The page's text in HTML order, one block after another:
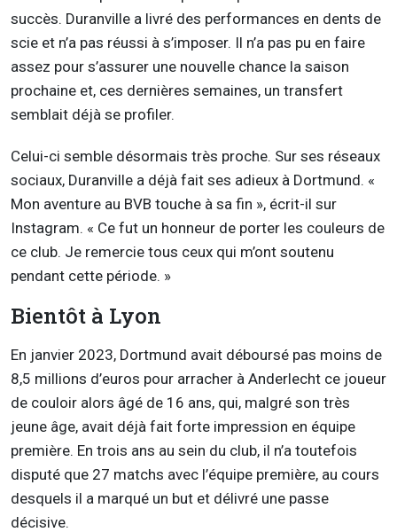
succès. Duranville a livré des performances en dents de
scie et n’a pas réussi à s’imposer. Il n’a pas pu en faire
assez pour s’assurer une nouvelle chance la saison
prochaine et, ces dernières semaines, un transfert
semblait déjà se profiler.
Celui-ci semble désormais très proche. Sur ses réseaux
sociaux, Duranville a déjà fait ses adieux à Dortmund. «
Mon aventure au BVB touche à sa fin », écrit-il sur
Instagram. « Ce fut un honneur de porter les couleurs de
ce club. Je remercie tous ceux qui m’ont soutenu
pendant cette période. »
Bientôt à Lyon
En janvier 2023, Dortmund avait déboursé pas moins de
8,5 millions d’euros pour arracher à Anderlecht ce joueur
de couloir alors âgé de 16 ans, qui, malgré son très
jeune âge, avait déjà fait forte impression en équipe
première. En trois ans au sein du club, il n’a toutefois
disputé que 27 matchs avec l’équipe première, au cours
desquels il a marqué un but et délivré une passe
décisive.